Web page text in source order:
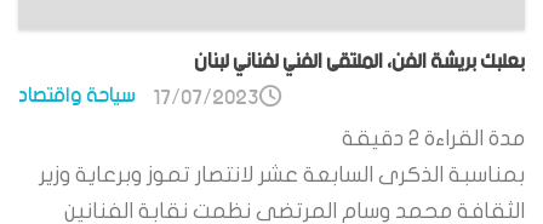
بعلبك بريشة الفن، الملتقى الفني لفناني لبنان
سياحة واقتصاد 17/07/2023
مدة القراءة 2 دقيقة
بمناسبة الذكرى السابعة عشر لانتصار تموز وبرعاية وزير
الثقافة محمد وسام المرتضى نظمت نقابة الفنانين